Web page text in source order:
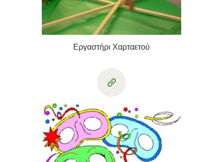
Εργαστήρι Χαρταετού